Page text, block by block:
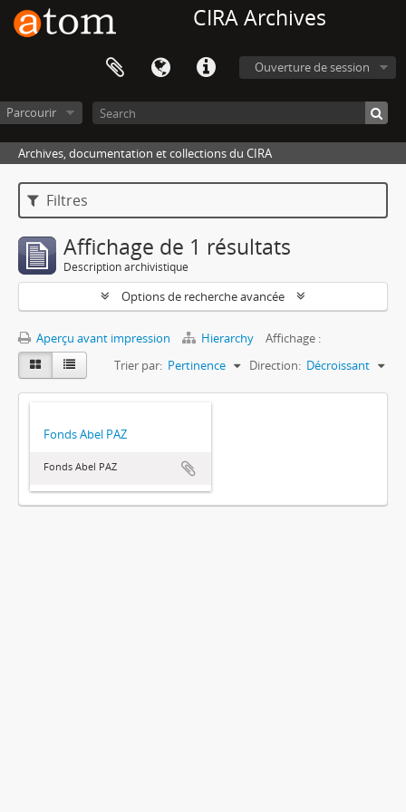
CIRA Archives
Ouverture de session
Parcourir
Archives, documentation et collections du CIRA
Filtres
Affichage de 1 résultats
Description archivistique
Options de recherche avancée
Aperçu avant impression Hierarchy
Affichage :
Trier par: Pertinence Direction: Décroissant
Fonds Abel PAZ
Fonds Abel PAZ